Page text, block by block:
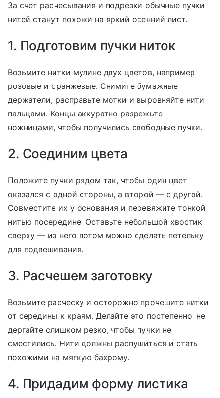
За счет расчесывания и подрезки обычные пучки
нитей станут похожи на яркий осенний лист.
1. Подготовим пучки ниток
Возьмите нитки мулине двух цветов, например
розовые и оранжевые. Снимите бумажные
держатели, расправьте мотки и выровняйте нити
пальцами. Концы аккуратно разрежьте
ножницами, чтобы получились свободные пучки.
2. Соединим цвета
Положите пучки рядом так, чтобы один цвет
оказался с одной стороны, а второй — с другой.
Совместите их у основания и перевяжите тонкой
нитью посередине. Оставьте небольшой хвостик
сверху — из него потом можно сделать петельку
для подвешивания.
3. Расчешем заготовку
Возьмите расческу и осторожно прочешите нитки
от середины к краям. Делайте это постепенно, не
дергайте слишком резко, чтобы пучки не
сместились. Нити должны распушиться и стать
похожими на мягкую бахрому.
4. Придадим форму листика